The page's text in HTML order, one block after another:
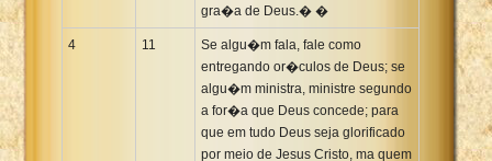
gra�a de Deus.� �
4 11
Se algu�m fala, fale como
entregando or�culos de Deus; se
algu�m ministra, ministre segundo
a for�a que Deus concede; para
que em tudo Deus seja glorificado
por meio de Jesus Cristo, ma quem